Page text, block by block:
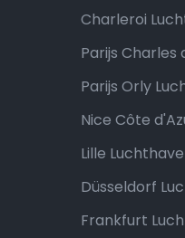
Charleroi
Parijs Charles
Parijs Orly
Nice Côte
Lille
Düsseldorf
Frankfurt